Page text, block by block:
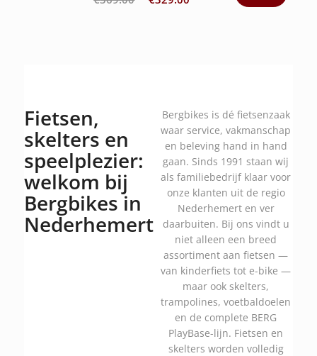
Fietsen,
skelters en
speelplezier:
welkom bij
Bergbikes in
Nederhemert
Bergbikes is dé fietsenzaak
waar service, vakmanschap
en beleving hand in hand
gaan. Sinds 1991 staan wij
als familiebedrijf klaar voor
onze klanten uit de regio
Nederhemert en ver
daarbuiten. Bij ons vindt u
niet alleen een breed
assortiment aan fietsen —
van kinderfiets tot e-bike —
maar ook skelters,
trampolines, voetbaldoelen
en de complete BERG
PlayBase-lijn. Fietsen en
skelters worden volledig